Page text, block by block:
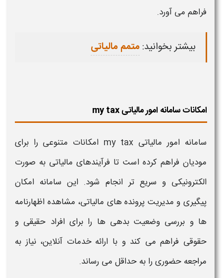
فراهم می آورد.
بیشتر بخوانید:متمم مالیاتی
امکانات سامانه امور مالیاتی my tax
سامانه امور مالیاتی my tax امکانات متنوعی را برای
مودیان فراهم کرده است تا فرآیندهای مالیاتی به صورت
الکترونیکی و سریع تر انجام شود. این سامانه امکان
پیگیری و مدیریت پرونده های مالیاتی، مشاهده اظهارنامه
ها و بررسی وضعیت بدهی ها را برای افراد حقیقی و
حقوقی فراهم می کند و با ارائه خدمات آنلاین، نیاز به
مراجعه حضوری را به حداقل می رساند.